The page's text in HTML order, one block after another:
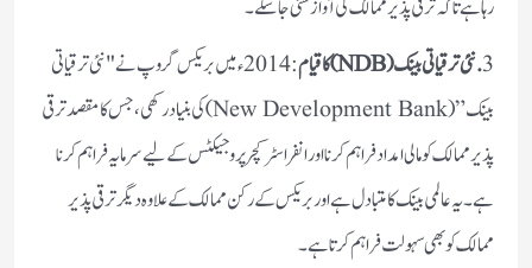
رہا ہے تاکہ ترقی پذیر ممالک کی آواز سنی جا سکے۔
3. نئی ترقیاتی بینک (NDB) کا قیام
: 2014ء میں بریکس گروپ نے "نئی ترقیاتی
بینک” (New Development Bank) کی بنیاد رکھی، جس کا مقصد ترقی
پذیر ممالک کو مالی امداد فراہم کرنا اور انفراسٹرکچر پروجیکٹس کے لیے سرمایہ فراہم کرنا
ہے۔ یہ عالمی بینک کا متبادل ہے اور بریکس کے رکن ممالک کے علاوہ دیگر ترقی پذیر
ممالک کو بھی سہولت فراہم کرتا ہے۔